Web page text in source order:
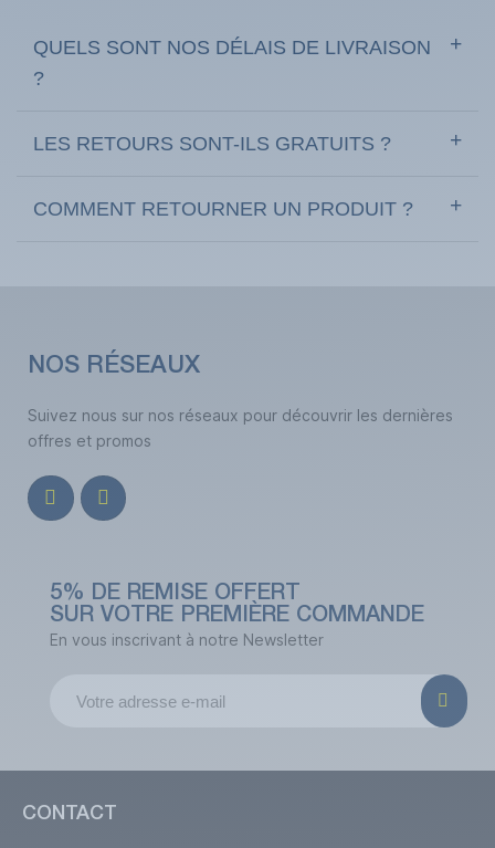
QUELS SONT NOS DÉLAIS DE LIVRAISON
?
LES RETOURS SONT-ILS GRATUITS ?
COMMENT RETOURNER UN PRODUIT ?
NOS RÉSEAUX
Suivez nous sur nos réseaux pour découvrir les dernières
offres et promos
5% DE REMISE OFFERT
SUR VOTRE PREMIÈRE COMMANDE
En vous inscrivant à notre Newsletter
CONTACT